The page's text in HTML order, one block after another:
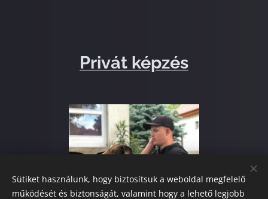
Privát képzés
Sütiket használunk, hogy biztosítsuk a weboldal megfelelő
működését és biztonságát, valamint hogy a lehető legjobb